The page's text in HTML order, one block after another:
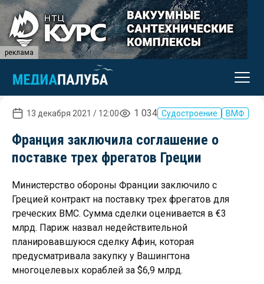
реклама
13 декабря 2021 / 12:00 1 034 Судостроение ВМФ
Франция заключила соглашение о
поставке трех фрегатов Греции
Министерство обороны Франции заключило с
Грецией контракт на поставку трех фрегатов для
греческих ВМС. Сумма сделки оценивается в €3
млрд. Париж назвал недействительной
планировавшуюся сделку Афин, которая
предусматривала закупку у Вашингтона
многоцелевых кораблей за $6,9 млрд.